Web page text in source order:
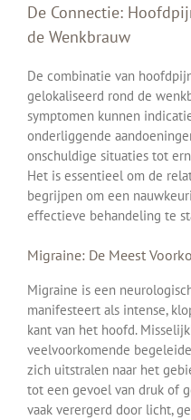
De Connectie:
de Wenkbrauw
De combinatie van
gelokaliseerd rond de
symptomen kunnen
onderliggende
onschuldige situaties tot
Het is essentieel om de
begrijpen om een
effectieve behandeling te
Migraine: De Meest
Migraine is een
manifesteert als intense,
kant van het hoofd.
veelvoorkomende
zich uitstralen naar het
tot een gevoel van druk of
vaak verergerd door licht,